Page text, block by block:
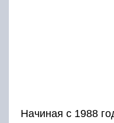
Начиная с 1988